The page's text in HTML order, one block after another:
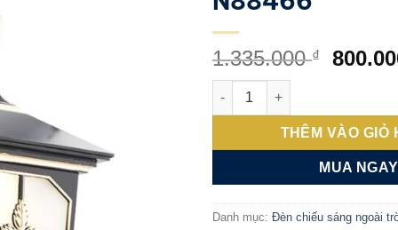
1.335.000₫
Giá
Đèn tường ngoài trời N88466
THÊM VÀO GIỎ
MUA NGAY
Danh mục: Đèn chiếu sáng ngoài